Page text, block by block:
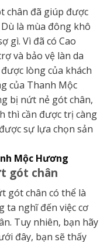
chân đã giúp được
là mùa đông khô
gì. Vì đã có Cao
và bảo vệ làn da
lòng của khách
của Thanh Mộc
bị nứt nẻ gót chân,
thì cần được trị càng
sự lựa chọn sản
Mộc Hương
gót chân
gót chân có thể là
ta nghĩ đến việc cơ
Tuy nhiên, bạn hãy
đây, bạn sẽ thấy